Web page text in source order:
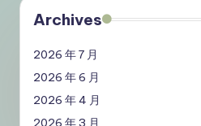
Archives
2026 年 7 月
2026 年 6 月
2026 年 4 月
2026 年 3 月